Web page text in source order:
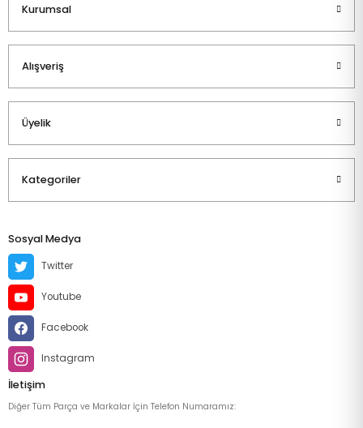
Kurumsal
Alışveriş
Üyelik
Kategoriler
Sosyal Medya
Twitter
Youtube
Facebook
Instagram
İletişim
Diğer Tüm Parça ve Markalar İçin Telefon Numaramız: